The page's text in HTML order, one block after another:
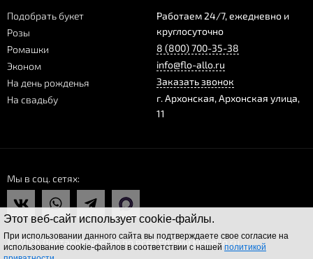
Этот веб-сайт использует cookie-файлы.
При использовании данного сайта вы подтверждаете свое согласие на
использование cookie-файлов в соответствии с нашей политикой
Подобрать букет
Розы
Ромашки
Эконом
На день рожденья
На свадьбу
Работаем 24/7, ежедневно и
круглосуточно
8 (800) 700-35-38
info@flo-allo.ru
Заказать звонок
г.Архонская,Архонская улица,
11
Мы в соц. сетях
© 2026 Доставка цветов по всей России Flo-allo.ru